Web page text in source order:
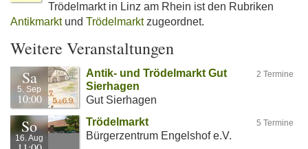
Trödelmarkt in Linz am Rhein ist den Rubriken
Antikmarktund Trödelmarktzugeordnet.
Weitere Veranstaltungen
Sa
5. Sep
10:00
2 Termine
Antik- und Trödelmarkt Gut
Sierhagen
Gut Sierhagen
So
16. Aug
5 Termine
Trödelmarkt
Bürgerzentrum Engelshof e.V.